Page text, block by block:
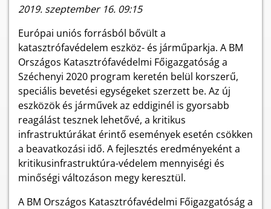
2019. szeptember 16. 09:15
Európai uniós forrásból bővült a
katasztrófavédelem eszköz- és járműparkja. A BM
Országos Katasztrófavédelmi Főigazgatóság a
Széchenyi 2020 program keretén belül korszerű,
speciális bevetési egységeket szerzett be. Az új
eszközök és járművek az eddiginél is gyorsabb
reagálást tesznek lehetővé, a kritikus
infrastruktúrákat érintő események esetén csökken
a beavatkozási idő. A fejlesztés eredményeként a
kritikusinfrastruktúra-védelem mennyiségi és
minőségi változáson megy keresztül.
A BM Országos Katasztrófavédelmi Főigazgatóság a